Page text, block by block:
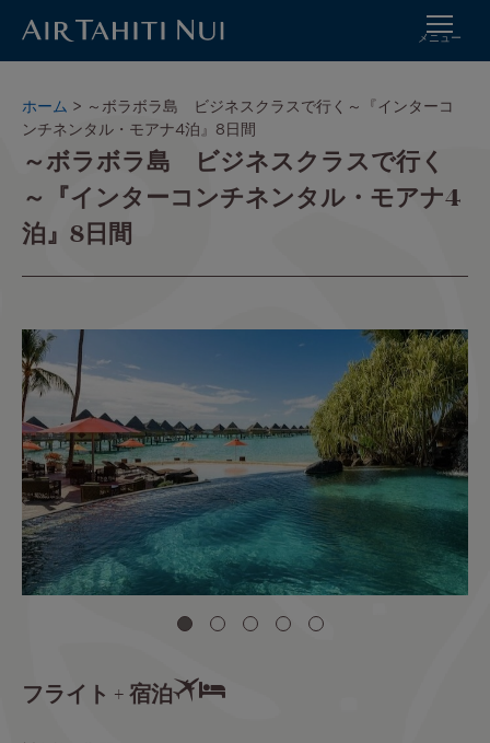
メニュー
パ
ン
ホーム
～ボラボラ島 ビジネスクラスで行く～『インターコ
ンチネンタル・モアナ4泊』8日間
～ボラボラ島 ビジネスクラスで行く
～『インターコンチネンタル・モアナ4
泊』8日間
フライト + 宿泊